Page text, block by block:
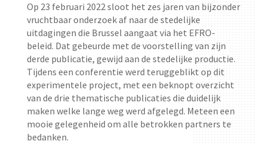
Op 23 februari 2022 sloot het zes jaren van bijzonder
vruchtbaar onderzoek af naar de stedelijke
uitdagingen die Brussel aangaat via het EFRO-
beleid. Dat gebeurde met de voorstelling van zijn
derde publicatie, gewijd aan de stedelijke productie.
Tijdens een conferentie werd teruggeblikt op dit
experimentele project, met een beknopt overzicht
van de drie thematische publicaties die duidelijk
maken welke lange weg werd afgelegd. Meteen een
mooie gelegenheid om alle betrokken partners te
bedanken.